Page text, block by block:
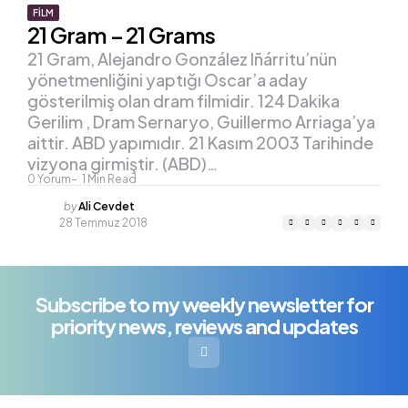
FILM
21 Gram – 21 Grams
0 Yorum 1 Min Read
21 Gram, Alejandro González Iñárritu’nün
yönetmenliğini yaptığı Oscar’a aday
gösterilmiş olan dram filmidir. 124 Dakika
Gerilim , Dram Sernaryo, Guillermo Arriaga’ya
aittir. ABD yapımıdır. 21 Kasım 2003 Tarihinde
vizyona girmiştir. (ABD)…
Posted
by
byAli Cevdet
28 Temmuz 2018
Subscribe to my weekly newsletter for
priority news, reviews and updates